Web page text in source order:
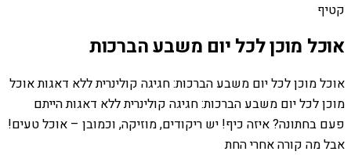
קטיף
אוכל מוכן לכל יום משבע הברכות
אוכל מוכן לכל יום משבע הברכות: חגיגה קולינרית ללא דאגות אוכל
מוכן לכל יום משבע הברכות: חגיגה קולינרית ללא דאגות הייתם
פעם בחתונה? איזה כיף! יש ריקודים, מוזיקה, וכמובן – אוכל טעים!
אבל מה קורה אחרי החת